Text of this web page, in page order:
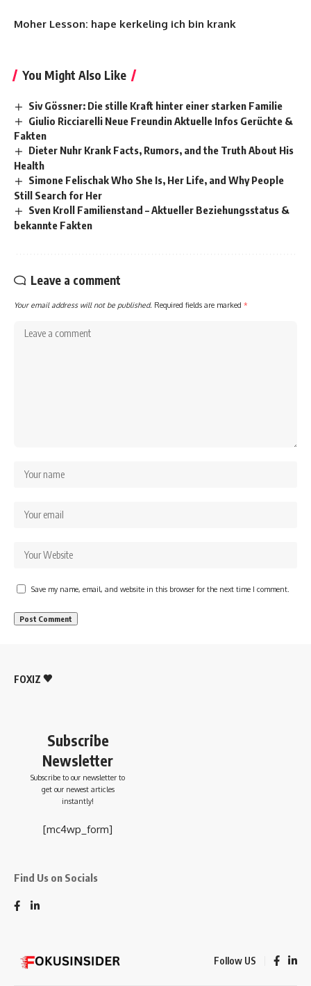
Moher Lesson: hape kerkeling ich bin krank
You Might Also Like
Siv Gössner: Die stille Kraft hinter einer starken Familie
Giulio Ricciarelli Neue Freundin Aktuelle Infos Gerüchte &
Fakten
Dieter Nuhr Krank Facts, Rumors, and the Truth About His
Health
Simone Felischak Who She Is, Her Life, and Why People
Still Search for Her
Sven Kroll Familienstand – Aktueller Beziehungsstatus &
bekannte Fakten
Leave a comment
Your email address will not be published. Required fields are marked *
Save my name, email, and website in this browser for the next time I comment.
FOXIZ
Subscribe
Newsletter
Subscribe to our newsletter to
get our newest articles
instantly!
[mc4wp_form]
Find Us on Socials
Follow US